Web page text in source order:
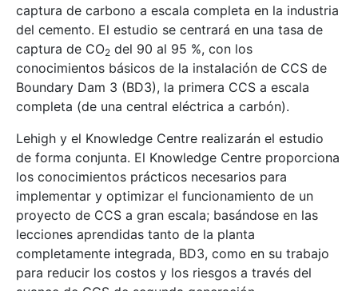
captura de carbono a escala completa en la industria
del cemento. El estudio se centrará en una tasa de
captura de CO2 del 90 al 95 %, con los
conocimientos básicos de la instalación de CCS de
Boundary Dam 3 (BD3), la primera CCS a escala
completa (de una central eléctrica a carbón).
Lehigh y el Knowledge Centre realizarán el estudio
de forma conjunta. El Knowledge Centre proporciona
los conocimientos prácticos necesarios para
implementar y optimizar el funcionamiento de un
proyecto de CCS a gran escala; basándose en las
lecciones aprendidas tanto de la planta
completamente integrada, BD3, como en su trabajo
para reducir los costos y los riesgos a través del